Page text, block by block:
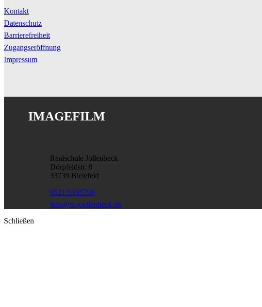
Kontakt
Datenschutz
Barrierefreiheit
Zugangseröffnung
Impressum
IMAGEFILM
Realschule Jöllenbeck
Dörpfeldstr. 8
33739 Bielefeld
0521/5185790
info@rs-joellenbeck.de
Schließen